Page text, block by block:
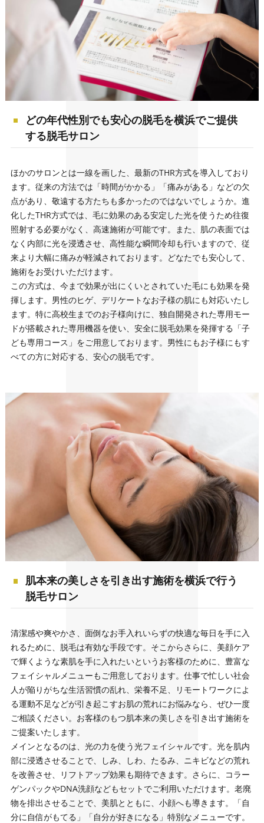
どの年代性別でも安心の脱毛を横浜でご提供
する脱毛サロン
ほかのサロンとは一線を画した、最新のTHR方式を導入しており
ます。従来の方法では「時間がかかる」「痛みがある」などの欠
点があり、敬遠する方たちも多かったのではないでしょうか。進
化したTHR方式では、毛に効果のある安定した光を使うため往復
照射する必要がなく、高速施術が可能です。また、肌の表面では
なく内部に光を浸透させ、高性能な瞬間冷却も行いますので、従
来より大幅に痛みが軽減されております。どなたでも安心して、
施術をお受けいただけます。
この方式は、今まで効果が出にくいとされていた毛にも効果を発
揮します。男性のヒゲ、デリケートなお子様の肌にも対応いたし
ます。特に高校生までのお子様向けに、独自開発された専用モー
ドが搭載された専用機器を使い、安全に脱毛効果を発揮する「子
ども専用コース」をご用意しております。男性にもお子様にもす
べての方に対応する、安心の脱毛です。
肌本来の美しさを引き出す施術を横浜で行う
脱毛サロン
清潔感や爽やかさ、面倒なお手入れいらずの快適な毎日を手に入
れるために、脱毛は有効な手段です。そこからさらに、美顔ケア
で輝くような素肌を手に入れたいというお客様のために、豊富な
フェイシャルメニューもご用意しております。仕事で忙しい社会
人が陥りがちな生活習慣の乱れ、栄養不足、リモートワークによ
る運動不足などが引き起こすお肌の荒れにお悩みなら、ぜひ一度
ご相談ください。お客様のもつ肌本来の美しさを引き出す施術を
ご提案いたします。
メインとなるのは、光の力を使う光フェイシャルです。光を肌内
部に浸透させることで、しみ、しわ、たるみ、ニキビなどの荒れ
を改善させ、リフトアップ効果も期待できます。さらに、コラー
ゲンパックやDNA洗顔などもセットでご利用いただけます。老廃
物を排出させることで、美肌とともに、小顔へも導きます。「自
分に自信がもてる」「自分が好きになる」特別なメニューです。